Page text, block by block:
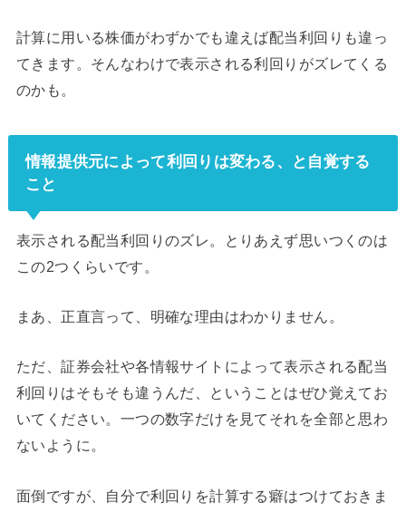
計算に用いる株価がわずかでも違えば配当利回りも違っ
てきます。そんなわけで表示される利回りがズレてくる
のかも。
情報提供元によって利回りは変わる、と自覚する
こと
表示される配当利回りのズレ。とりあえず思いつくのは
この2つくらいです。
まあ、正直言って、明確な理由はわかりません。
ただ、証券会社や各情報サイトによって表示される配当
利回りはそもそも違うんだ、ということはぜひ覚えてお
いてください。一つの数字だけを見てそれを全部と思わ
ないように。
面倒ですが、自分で利回りを計算する癖はつけておきま